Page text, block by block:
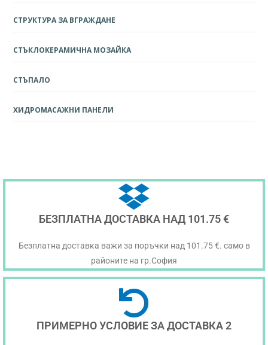
СТРУКТУРА ЗА ВГРАЖДАНЕ
СТЪКЛОКЕРАМИЧНА МОЗАЙКА
СТЪПАЛО
ХИДРОМАСАЖНИ ПАНЕЛИ
БЕЗПЛАТНА ДОСТАВКА НАД 101.75 €
Безплатна доставка важи за поръчки над 101.75 €. само в
районите на гр.София
ПРИМЕРНО УСЛОВИЕ ЗА ДОСТАВКА 2